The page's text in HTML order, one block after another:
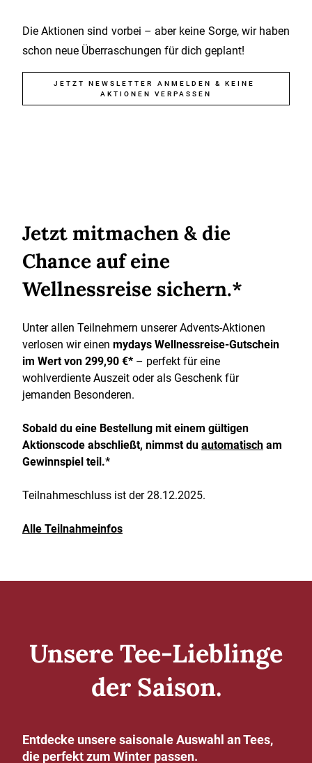
Die Aktionen sind vorbei – aber keine Sorge, wir haben
schon neue Überraschungen für dich geplant!
JETZT NEWSLETTER ANMELDEN & KEINE
AKTIONEN VERPASSEN
Jetzt mitmachen & die
Chance auf eine
Wellnessreise sichern.*
Unter allen Teilnehmern unserer Advents-Aktionen
verlosen wir einen mydays Wellnessreise-Gutschein
im Wert von 299,90 €* – perfekt für eine
wohlverdiente Auszeit oder als Geschenk für
jemanden Besonderen.
Sobald du eine Bestellung mit einem gültigen
Aktionscode abschließt, nimmst du automatisch am
Gewinnspiel teil.*
Teilnahmeschluss ist der 28.12.2025.
Alle Teilnahmeinfos
Unsere Tee-Lieblinge
der Saison.
Entdecke unsere saisonale Auswahl an Tees,
die perfekt zum Winter passen.